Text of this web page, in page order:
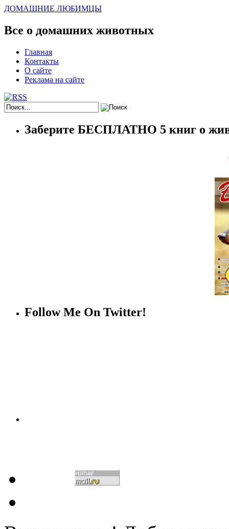
ДОМАШНИЕ ЛЮБИМЦЫ
Все о домашних животных
Главная
Контакты
О сайте
Реклама на сайте
Заберите БЕСПЛАТНО 5 книг о
Follow Me On Twitter!